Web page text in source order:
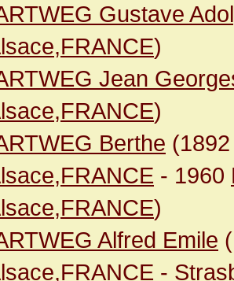
Gustave
)
Jean
)
Berthe
- 1960
)
Alfred Emile
-